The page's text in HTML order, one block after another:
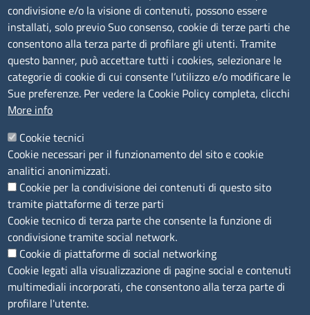
Amministrazione trasparente
Bandi e concorsi
Segnalazioni Whistleblowing
Accessibilità
IBAN e pagamenti informatici
Informative privacy e cookie
Verifiche PA
Attuazione misure PNRR
Modulistica
SEGUICI SU
condivisione e/o la visione di contenuti, possono essere
installati, solo previo Suo consenso, cookie di terze parti che
consentono alla terza parte di profilare gli utenti. Tramite
questo banner, può accettare tutti i cookies, selezionare le
categorie di cookie di cui consente l’utilizzo e/o modificare le
Sue preferenze. Per vedere la Cookie Policy completa, clicchi
More info
Cookie tecnici
Cookie necessari per il funzionamento del sito e cookie
analitici anonimizzati.
Cookie per la condivisione dei contenuti di questo sito
tramite piattaforme di terze parti
Cookie tecnico di terza parte che consente la funzione di
condivisione tramite social network.
Cookie di piattaforme di social networking
Cookie legati alla visualizzazione di pagine social e contenuti
multimediali incorporati, che consentono alla terza parte di
profilare l'utente.